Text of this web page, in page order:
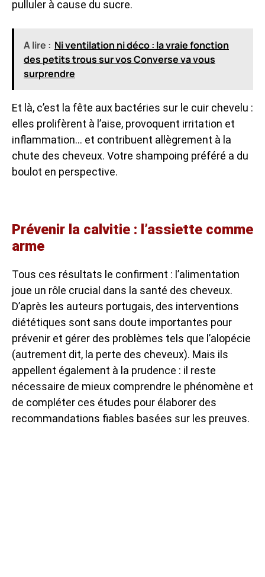
pulluler à cause du sucre.
A lire : Ni ventilation ni déco : la vraie fonction
des petits trous sur vos Converse va vous
surprendre
Et là, c’est la fête aux bactéries sur le cuir chevelu :
elles prolifèrent à l’aise, provoquent irritation et
inflammation… et contribuent allègrement à la
chute des cheveux. Votre shampoing préféré a du
boulot en perspective.
Prévenir la calvitie : l’assiette comme
arme
Tous ces résultats le confirment : l’alimentation
joue un rôle crucial dans la santé des cheveux.
D’après les auteurs portugais, des interventions
diététiques sont sans doute importantes pour
prévenir et gérer des problèmes tels que l’alopécie
(autrement dit, la perte des cheveux). Mais ils
appellent également à la prudence : il reste
nécessaire de mieux comprendre le phénomène et
de compléter ces études pour élaborer des
recommandations fiables basées sur les preuves.